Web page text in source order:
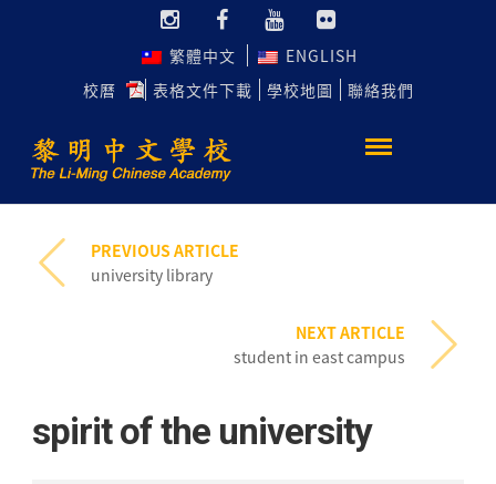
繁體中文
ENGLISH
校曆
表格文件下載 學校地圖 聯絡我們
PREVIOUS ARTICLE
university library
NEXT ARTICLE
student in east campus
spirit of the university